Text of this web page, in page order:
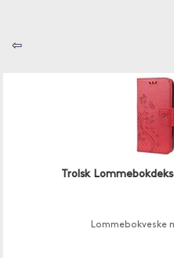
⇦
Trolsk
Lommebokveske